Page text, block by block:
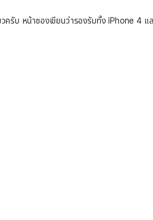
รับ หน้าซองเขียนว่ารองรับทั้ง iPhone 4 แ